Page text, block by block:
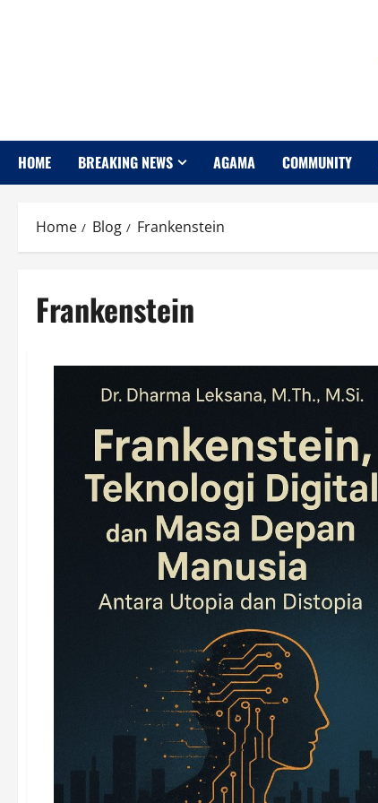
HOME BREAKING NEWS AGAMA COMMUNITY
Home Blog Frankenstein
Frankenstein